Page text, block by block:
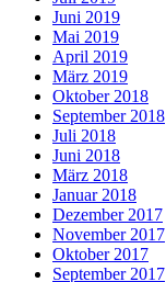
Juni 2019
Mai 2019
April 2019
März 2019
Oktober 2018
September 2018
Juli 2018
Juni 2018
März 2018
Januar 2018
Dezember 2017
November 2017
Oktober 2017
September 2017